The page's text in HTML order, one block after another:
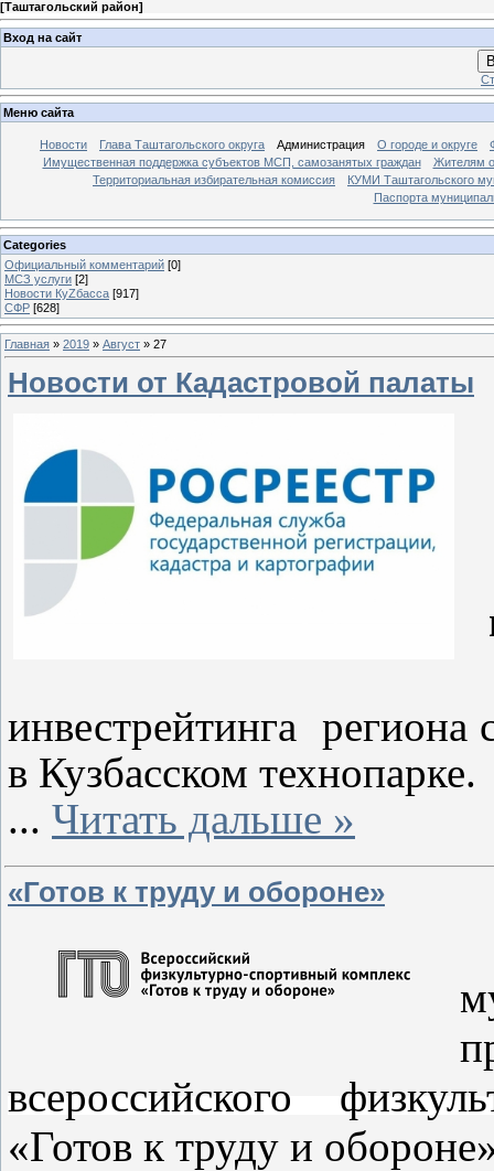
[Таштагольский район]
Вход на сайт
Меню сайта
Новости Глава Таштагольского округа Администрация О городе и округе
Имущественная поддержка субъектов МСП, самозанятых граждан
Жителям
Территориальная избирательная комиссия
КУМИ Таштагольского
Паспорта
Categories
Официальный комментарий [0]
МСЗ услуги [2]
Новости КуZбасса [917]
СФР [628]
Главная » 2019 » Август » 27
Новости от Кадастровой палаты
инвестрейтинга региона
в Кузбасском технопарке.
... Читать дальше »
«Готов к труду и обороне»
всероссийского
«Готов к труду и